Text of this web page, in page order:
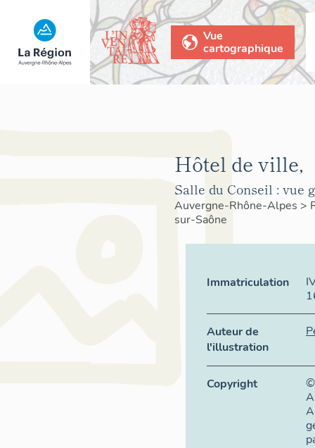
Vue
cartographique
Hôtel de ville,
Salle du Conseil : vue
Auvergne-Rhône-Alpes >
sur-Saône
Immatriculation
Auteur de
l'illustration
Copyright